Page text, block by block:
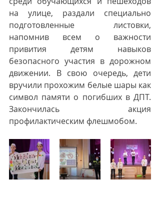
на улице, раздали специально
подготовленные листовки,
напомнив всем о важности
привития детям навыков
безопасного участия в дорожном
движении. В свою очередь, дети
вручили прохожим белые шары как
символ памяти о погибших в ДПТ.
Закончилась акция
профилактическим флешмобом.